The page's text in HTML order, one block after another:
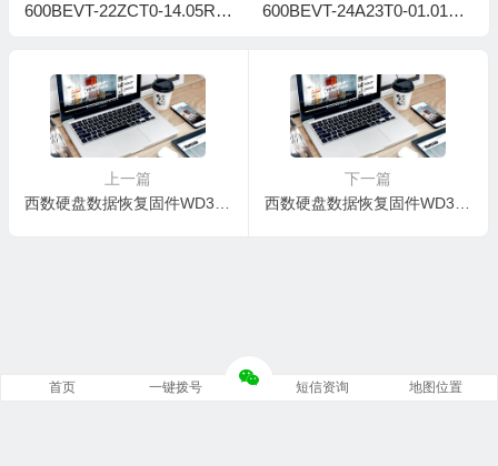
600BEVT-22ZCT0-14.05R14
600BEVT-24A23T0-01.01A0
上一篇
西数硬盘数据恢复固件WD3200BEVT-75A23T0-01.01A01-WD-WXG1A21C9637-0016000T
下一篇
西数硬盘数据恢复固件WD3200BEVT-24A23T0-01.01A02-WD-WXH1A40N1662-00140027
首页 一键拨号 短信资询 地图位置